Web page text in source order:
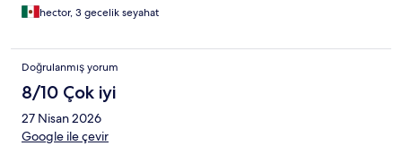
hector, 3 gecelik seyahat
Doğrulanmış yorum
8/10 Çok iyi
27 Nisan 2026
Google ile çevir